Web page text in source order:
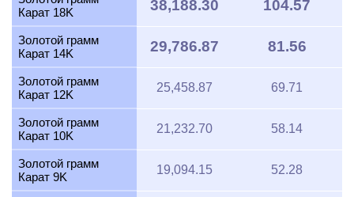
Карат 18K
38,188.30 104.57
Золотой грамм
Карат 14K
29,786.87 81.56
Золотой грамм
Карат 12K
25,458.87 69.71
Золотой грамм
Карат 10K
21,232.70 58.14
Золотой грамм
Карат 9K
19,094.15 52.28